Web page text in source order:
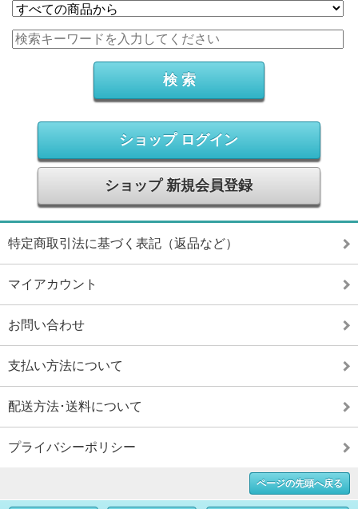
ショップ ログイン
ショップ 新規会員登録
特定商取引法に基づく表記（返品など）
マイアカウント
お問い合わせ
支払い方法について
配送方法･送料について
プライバシーポリシー
ページの先頭へ戻る